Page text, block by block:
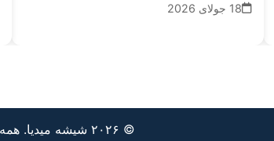
18 جولای 2026
© ۲۰۲۶ شیشه میدیا. همه حقوق محفوظ است.